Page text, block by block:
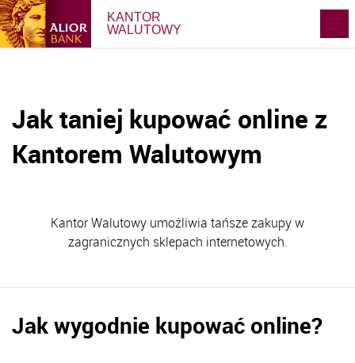
KANTOR
WALUTOWY
Jak taniej kupować online z
Kantorem Walutowym
Kantor Walutowy umożliwia tańsze zakupy w
zagranicznych sklepach internetowych.
Jak wygodnie kupować online?